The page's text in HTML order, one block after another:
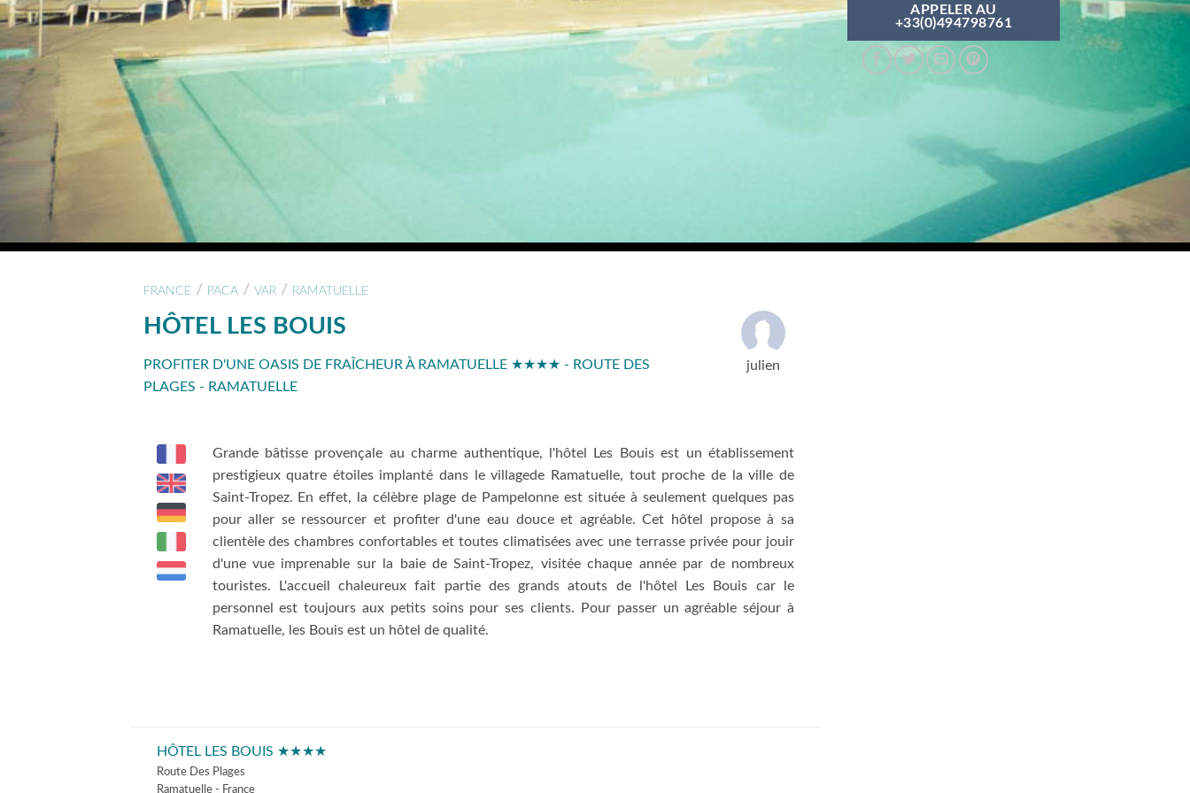
FRANCE / PACA / VAR / RAMATUELLE
HÔTEL LES BOUIS
PROFITER D'UNE OASIS DE FRAÎCHEUR À RAMATUELLE ★★★★ - ROUTE DES
PLAGES - RAMATUELLE
julien
Grande bâtisse provençale au charme authentique, l'hôtel Les Bouis est un établissement
prestigieux quatre étoiles implanté dans le villagede Ramatuelle, tout proche de la ville de
Saint-Tropez. En effet, la célèbre plage de Pampelonne est située à seulement quelques pas
pour aller se ressourcer et profiter d'une eau douce et agréable. Cet hôtel propose à sa
clientèle des chambres confortables et toutes climatisées avec une terrasse privée pour jouir
d'une vue imprenable sur la baie de Saint-Tropez, visitée chaque année par de nombreux
touristes. L'accueil chaleureux fait partie des grands atouts de l'hôtel Les Bouis car le
personnel est toujours aux petits soins pour ses clients. Pour passer un agréable séjour à
Ramatuelle, les Bouis est un hôtel de qualité.
HÔTEL LES BOUIS ★★★★
Route Des Plages
Ramatuelle - France
APPELER AU
+33(0)494798761